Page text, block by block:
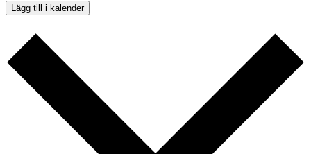
Lägg till i kalender